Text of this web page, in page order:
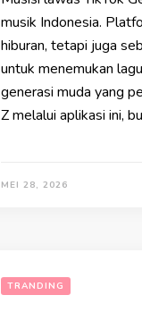
musik Indonesia.
hiburan, tetapi juga
untuk menemukan
generasi muda yang
Z melalui aplikasi ini,
MEI 28, 2026
TRANDING